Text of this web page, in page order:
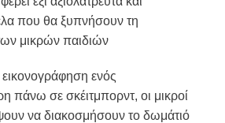
που θα ξυπνήσουν τη
μικρών παιδιών
ενός
πάνω σε σκέιτμπορντ, οι μικροί
να διακοσμήσουν το δωμάτιό